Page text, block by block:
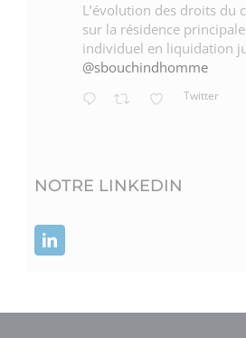
L’évolution des droits du
sur la résidence
individuel en liquidation
@sbouchindhomme
Twitter
NOTRE LINKEDIN